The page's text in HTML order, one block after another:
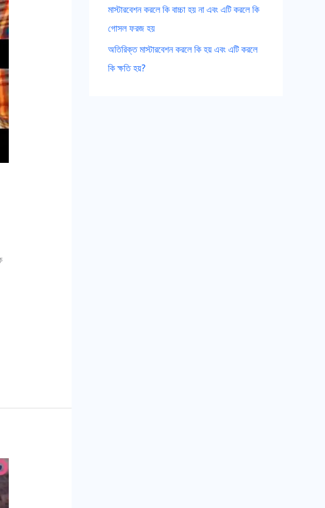
মাস্টারবেশন করলে কি বাচ্চা হয় না এবং এটি করলে কি
গোসল ফরজ হয়
অতিরিক্ত মাস্টারবেশন করলে কি হয় এবং এটি করলে
কি ক্ষতি হয়?